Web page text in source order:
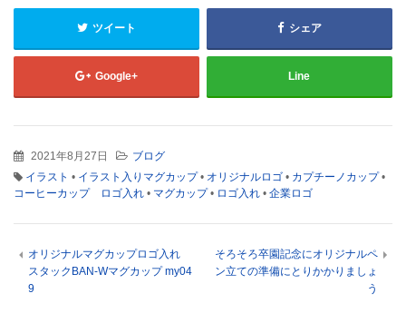
す)
ツイート シェア
Google+ Line
2021年8月27日
ブログ
イラスト • イラスト入りマグカップ• オリジナルロゴ • カプチーノカップ•
コーヒーカップ ロゴ入れ • マグカップ• ロゴ入れ • 企業ロゴ
オリジナルマグカップロゴ入れ
スタックBAN-Wマグカップ my04
9
そろそろ卒園記念にオリジナルペ
ン立ての準備にとりかかりましょ
う